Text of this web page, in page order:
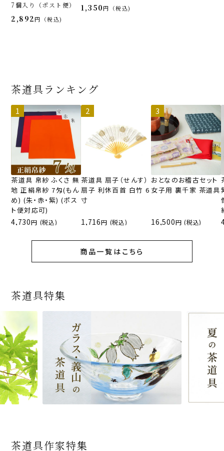
7個入り（ポスト便）
2,892 税込
1,350 税込
茶道具ランキング
茶道具 帛紗 ふくさ 無
地 正絹帛紗 7匁(もん
め) (朱・赤・紫) (ポス
ト便対応可)
4,730 (税込)
茶道具 扇子（せんす）
扇子 利休百首 白竹 6
寸
1,716 (税込)
おとなのお稽古セット
女子用 裏千家 茶道具
16,500 (税込)
商品一覧はこちら
茶道具特集
茶道具作家特集